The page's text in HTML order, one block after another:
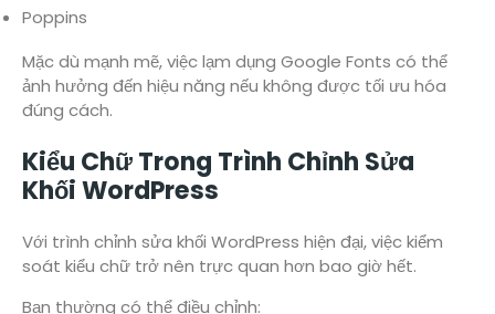
Poppins
Mặc dù mạnh mẽ, việc lạm dụng Google Fonts có thể
ảnh hưởng đến hiệu năng nếu không được tối ưu hóa
đúng cách.
Kiểu Chữ Trong Trình Chỉnh Sửa
Khối WordPress
Với trình chỉnh sửa khối WordPress hiện đại, việc kiểm
soát kiểu chữ trở nên trực quan hơn bao giờ hết.
Bạn thường có thể điều chỉnh: